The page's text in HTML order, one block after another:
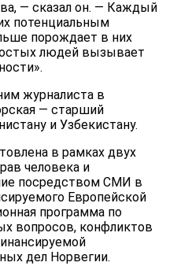
— сказал он. — Каждый
потенциальным
порождает в них
людей вызывает
журналиста в
— старший
и Узбекистану.
в рамках двух
человека и
посредством СМИ в
Европейской
программа по
вопросов, конфликтов
дел Норвегии.